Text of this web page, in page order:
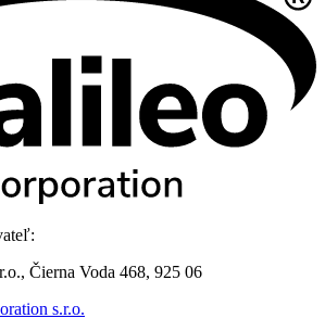
Čierna Voda 468, 925 06
s.r.o.